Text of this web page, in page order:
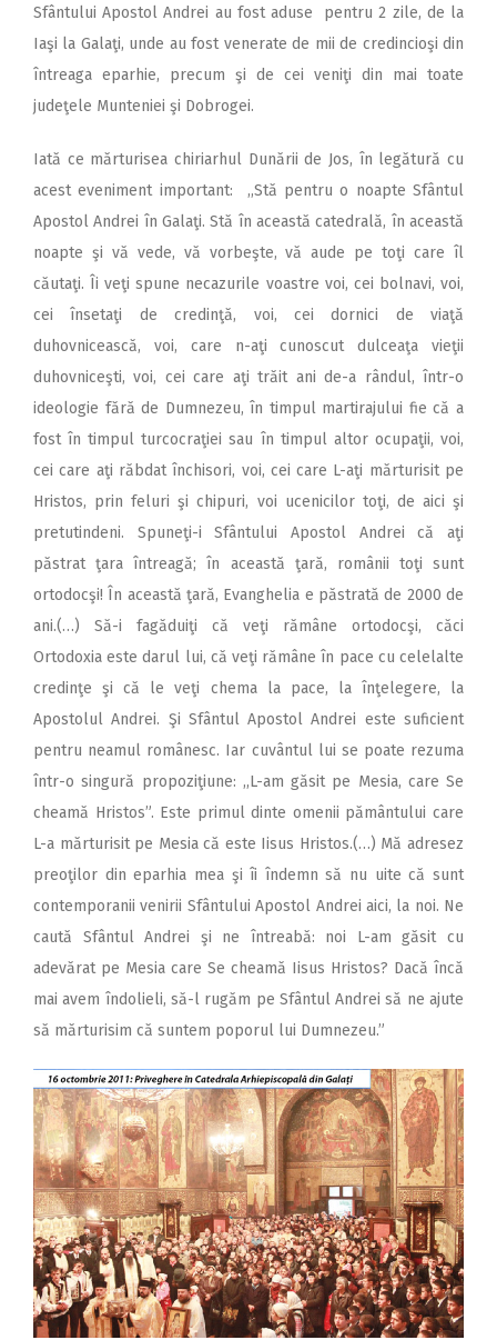
Sfântului Apostol Andrei au fost aduse pentru 2 zile, de la
Iaşi la Galaţi, unde au fost venerate de mii de credincioşi din
întreaga eparhie, precum şi de cei veniţi din mai toate
judeţele Munteniei şi Dobrogei.
Iată ce mărturisea chiriarhul Dunării de Jos, în legătură cu
acest eveniment important: ,,Stă pentru o noapte Sfântul
Apostol Andrei în Galaţi. Stă în această catedrală, în această
noapte şi vă vede, vă vorbeşte, vă aude pe toţi care îl
căutaţi. Îi veţi spune necazurile voastre voi, cei bolnavi, voi,
cei însetaţi de credinţă, voi, cei dornici de viaţă
duhovnicească, voi, care n-aţi cunoscut dulceaţa vieţii
duhovniceşti, voi, cei care aţi trăit ani de-a rândul, într-o
ideologie fără de Dumnezeu, în timpul martirajului fie că a
fost în timpul turcocraţiei sau în timpul altor ocupaţii, voi,
cei care aţi răbdat închisori, voi, cei care L-aţi mărturisit pe
Hristos, prin feluri şi chipuri, voi ucenicilor toţi, de aici şi
pretutindeni. Spuneţi-i Sfântului Apostol Andrei că aţi
păstrat ţara întreagă; în această ţară, românii toţi sunt
ortodocşi! În această ţară, Evanghelia e păstrată de 2000 de
ani.(…) Să-i fagăduiţi că veţi rămâne ortodocşi, căci
Ortodoxia este darul lui, că veţi rămâne în pace cu celelalte
credinţe şi că le veţi chema la pace, la înţelegere, la
Apostolul Andrei. Şi Sfântul Apostol Andrei este suficient
pentru neamul românesc. Iar cuvântul lui se poate rezuma
într-o singură propoziţiune: ,,L-am găsit pe Mesia, care Se
cheamă Hristos”. Este primul dinte omenii pământului care
L-a mărturisit pe Mesia că este Iisus Hristos.(…) Mă adresez
preoţilor din eparhia mea şi îi îndemn să nu uite că sunt
contemporanii venirii Sfântului Apostol Andrei aici, la noi. Ne
caută Sfântul Andrei şi ne întreabă: noi L-am găsit cu
adevărat pe Mesia care Se cheamă Iisus Hristos? Dacă încă
mai avem îndolieli, să-l rugăm pe Sfântul Andrei să ne ajute
să mărturisim că suntem poporul lui Dumnezeu.”